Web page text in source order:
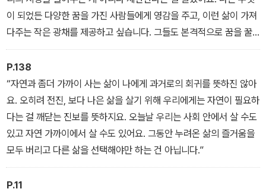
이 되었든 다양한 꿈을 가진 사람들에게 영감을 주고, 이런 삶이 가져
다주는 작은 광채를 제공하고 싶습니다. 그들도 본격적으로 꿈을 꿀
수 있도록요.”
P.138
“자연과 좀더 가까이 사는 삶이 나에게 과거로의 회귀를 뜻하진 않아
요. 오히려 전진, 보다 나은 삶을 살기 위해 우리에게는 자연이 필요하
다는 걸 깨닫는 진보를 뜻하지요. 오늘날 우리는 사회 안에서 살 수도
있고 자연 가까이에서 살 수도 있어요. 그동안 누려온 삶의 즐거움을
모두 버리고 다른 삶을 선택해야만 하는 건 아닙니다.”
P.11